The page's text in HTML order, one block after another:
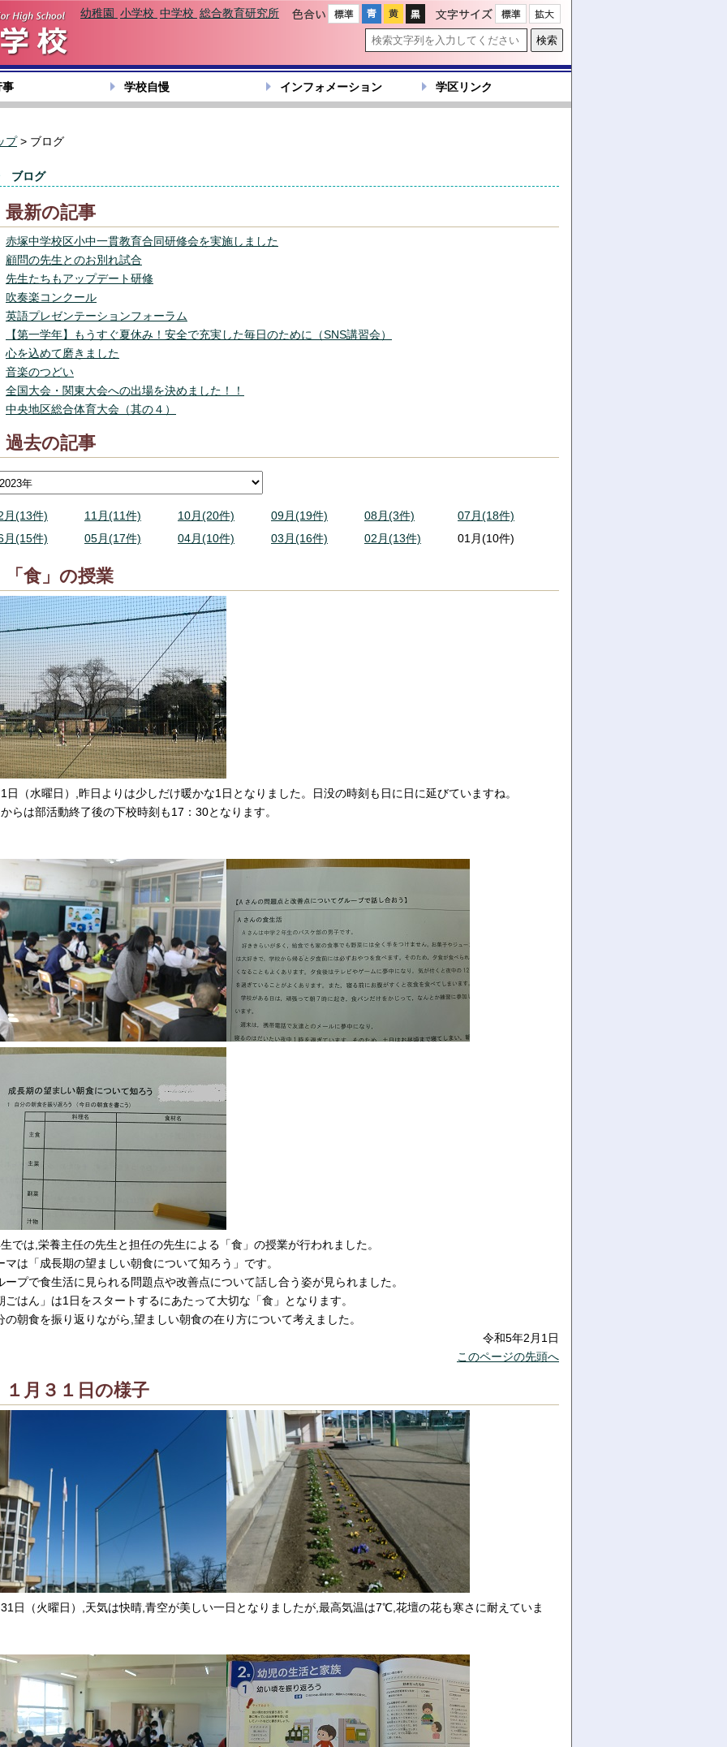
色合い 文字サイズ
幼稚園 小学校 中学校 総合教育研究所
事 学校自慢 インフォメーション 学区リンク
プ> ブログ
ブログ
最新の記事
赤塚中学校区小中一貫教育合同研修会を実施しました
顧問の先生とのお別れ試合
先生たちもアップデート研修
吹奏楽コンクール
英語プレゼンテーションフォーラム
【第一学年】もうすぐ夏休み！安全で充実した毎日のために（SNS講習会）
心を込めて磨きました
音楽のつどい
全国大会・関東大会への出場を決めました！！
中央地区総合体育大会（其の４）
過去の記事
月(13件) 11月(11件) 10月(20件) 09月(19件) 08月(3件)
07月(18件)
月(15件)
05月(17件) 04月(10件) 03月(16件) 02月(13件) 01月(10件)
「食」の授業
日（水曜日）,昨日よりは少しだけ暖かな1日となりました。日没の時刻も日に日に延びていますね。
らは部活動終了後の下校時刻も17：30となります。
では,栄養主任の先生と担任の先生による「食」の授業が行われました。
マは「成長期の望ましい朝食について知ろう」です。
ープで食生活に見られる問題点や改善点について話し合う姿が見られました。
ごはん」は1日をスタートするにあたって大切な「食」となります。
の朝食を振り返りながら,望ましい朝食の在り方について考えました。
令和5年2月1日
このページの先頭へ
１月３１日の様子
日（火曜日）,天気は快晴,青空が美しい一日となりましたが,最高気温は7℃,花壇の花も寒さに耐えていま